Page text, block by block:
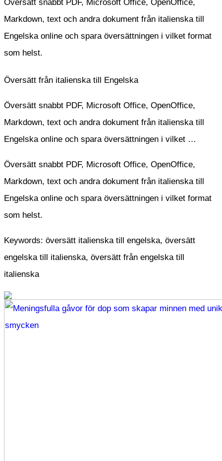
Översätt snabbt PDF, Microsoft Office, OpenOffice,
Markdown, text och andra dokument från italienska till
Engelska online och spara översättningen i vilket format
som helst.
Översätt från italienska till Engelska
Översätt snabbt PDF, Microsoft Office, OpenOffice,
Markdown, text och andra dokument från italienska till
Engelska online och spara översättningen i vilket …
Översätt snabbt PDF, Microsoft Office, OpenOffice,
Markdown, text och andra dokument från italienska till
Engelska online och spara översättningen i vilket format
som helst.
Keywords: översätt italienska till engelska, översätt
engelska till italienska, översätt från engelska till
italienska